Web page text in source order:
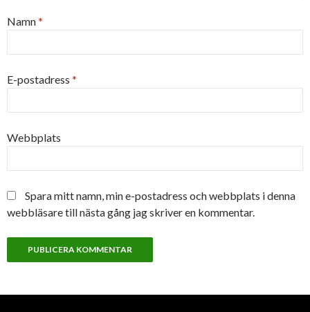
Namn*
E-postadress *
Webbplats
Spara mitt namn, min e-postadress och webbplats i denna
webbläsare till nästa gång jag skriver en kommentar.